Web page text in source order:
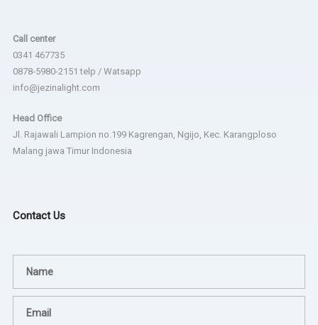
Call center
0341 467735
0878-5980-2151 telp / Watsapp
info@jezinalight.com
Head Office
Jl. Rajawali Lampion no.199 Kagrengan, Ngijo, Kec. Karangploso
Malang jawa Timur Indonesia
Contact Us